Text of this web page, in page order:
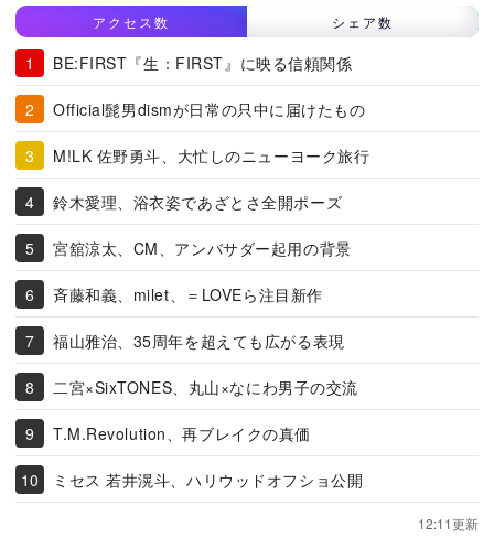
アクセス数 シェア数
BE:FIRST『生：FIRST』に映る信頼関係
Official髭男dismが日常の只中に届けたもの
M!LK 佐野勇斗、大忙しのニューヨーク旅行
鈴木愛理、浴衣姿であざとさ全開ポーズ
宮舘涼太、CM、アンバサダー起用の背景
斉藤和義、milet、＝LOVEら注目新作
福山雅治、35周年を超えても広がる表現
二宮×SixTONES、丸山×なにわ男子の交流
T.M.Revolution、再ブレイクの真価
ミセス 若井滉斗、ハリウッドオフショ公開
12:11更新